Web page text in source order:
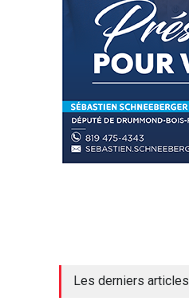
Les derniers articles